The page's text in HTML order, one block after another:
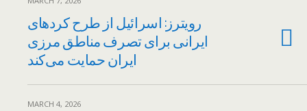
رویترز: اسرائیل از طرح کردهای
ایرانی برای تصرف مناطق مرزی
ایران حمایت می‌کند
MARCH 4, 2026